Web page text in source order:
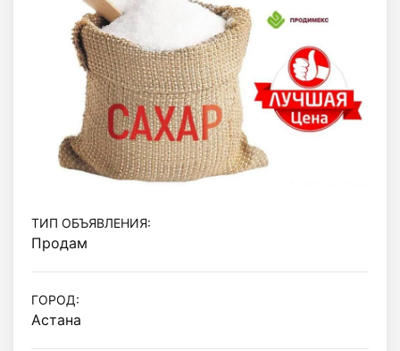
ТИП ОБЪЯВЛЕНИЯ:
Продам
ГОРОД:
Астана